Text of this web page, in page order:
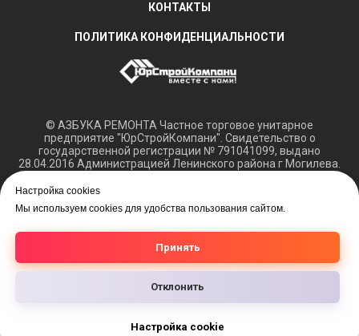
Настройка cookies
Мы используем cookies для удобства пользования сайтом.
Принять
Отклонить
Настройка cookie
КОНТАКТЫ
ПОЛИТИКА КОНФИДЕНЦИАЛЬНОСТИ
© АЗБУКА РЕМОНТА Частное торговое унитарное
предприятие "ЮрСтройКомпани". Свидетельство о
государственной регистрации № 791041099, выдано
28.04.2016 Администрацией Ленинского района г Могилева.
Обращаем ваше внимание, что вся представленная
информация касающаяся технических характеристик,
офертой.